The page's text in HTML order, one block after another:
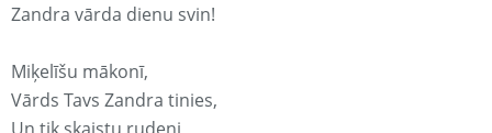
Zandra vārda dienu svin!
Miķelīšu mākonī,
Vārds Tavs Zandra tinies,